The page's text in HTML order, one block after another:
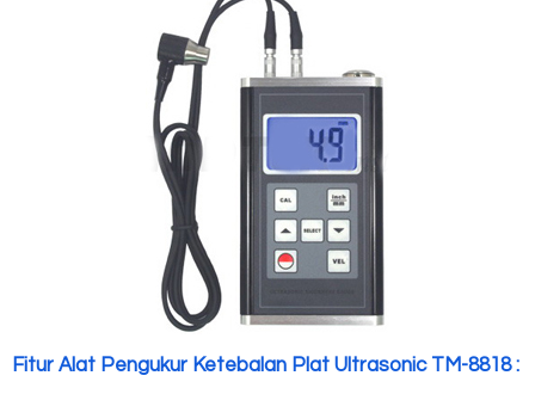
Fitur Alat Pengukur Ketebalan Plat Ultrasonic TM-8818 :